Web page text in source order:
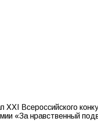
Всероссийского
«За нравственный